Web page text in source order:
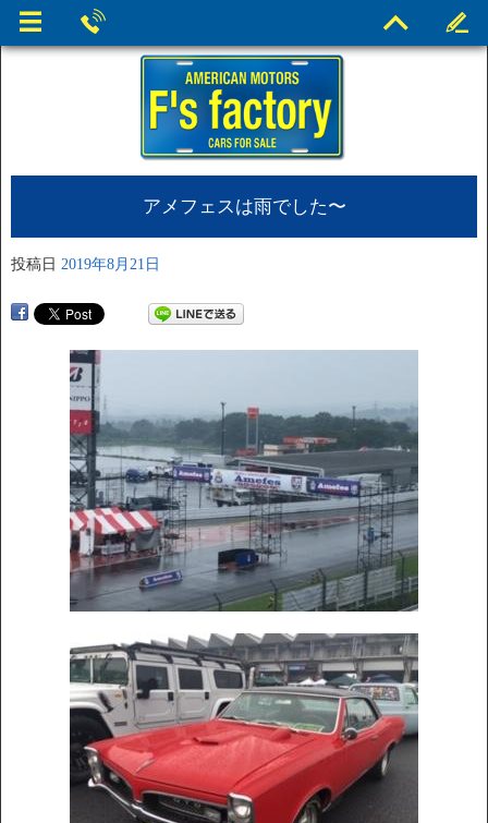
アメフェスは雨でした〜
投稿日 2019年8月21日